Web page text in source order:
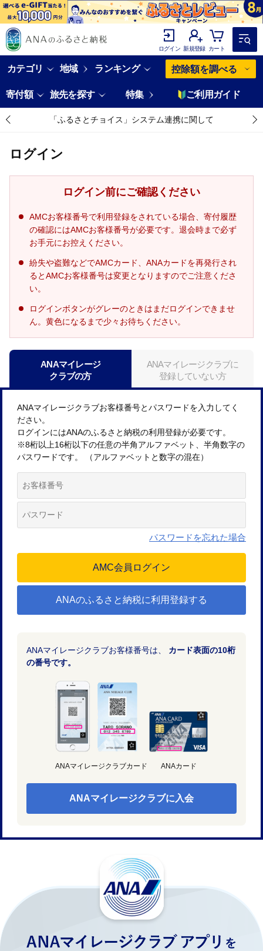
ログイン 新規登録 カート
カテゴリ 地域 ランキング 控除額を調べる
寄付額 旅先を探す 特集 ご利用ガイド
「ふるさとチョイス」システム連携に関して
ログイン
ログイン前にご確認ください
AMCお客様番号で利用登録をされている場合、寄付履歴
の確認にはAMCお客様番号が必要です。退会時まで必ず
お手元にお控えください。
紛失や盗難などでAMCカード、ANAカードを再発行され
るとAMCお客様番号は変更となりますのでご注意くださ
い。
ログインボタンがグレーのときはまだログインできませ
ん。黄色になるまで少々お待ちください。
ANAマイレージ
クラブの方
ANAマイレージクラブに
登録していない方
ANAマイレージクラブお客様番号とパスワードを入力してく
ださい。
ログインにはANAのふるさと納税の利用登録が必要です。
※8桁以上16桁以下の任意の半角アルファベット、半角数字の
パスワードです。 （アルファベットと数字の混在）
パスワードを忘れた場合
ANAのふるさと納税に利用登録する
ANAマイレージクラブお客様番号は、 カード表面の10桁
の番号です。
ANAマイレージクラブカード ANAカード
ANAマイレージクラブに入会